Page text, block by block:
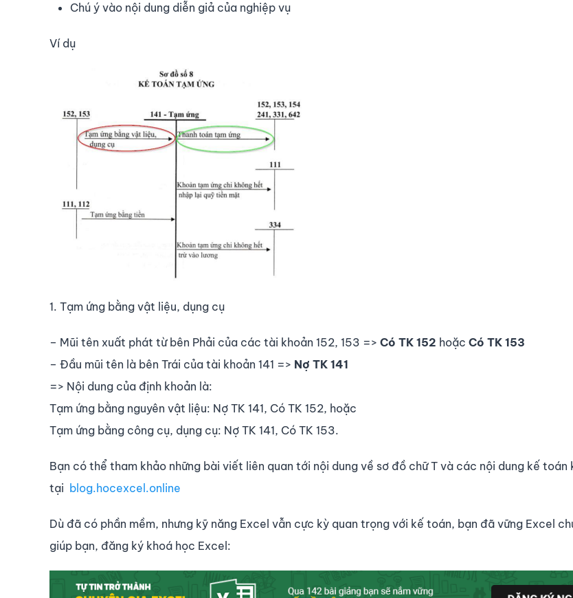
Chú ý vào nội dung diễn giả của nghiệp vụ
Ví dụ
1. Tạm ứng bằng vật liệu, dụng cụ
– Mũi tên xuất phát từ bên Phải của các tài khoản 152, 153 => Có TK 152 hoặc Có TK 153
– Đầu mũi tên là bên Trái của tài khoản 141 => Nợ TK 141
=> Nội dung của định khoản là:
Tạm ứng bằng nguyên vật liệu: Nợ TK 141, Có TK 152, hoặc
Tạm ứng bằng công cụ, dụng cụ: Nợ TK 141, Có TK 153.
Bạn có thể tham khảo những bài viết liên quan tới nội dung về sơ đồ chữ T và các nội dung kế toán
tại blog.hocexcel.online
Dù đã có phần mềm, nhưng kỹ năng Excel vẫn cực kỳ quan trọng với kế toán, bạn đã vững Excel
giúp bạn, đăng ký khoá học Excel: